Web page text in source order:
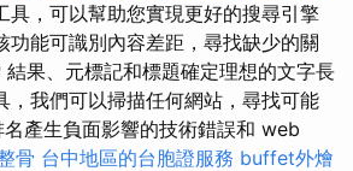
具，可以幫助您實現更好的搜尋引擎
功能可識別內容差距，尋找缺少的關
結果、元標記和標題確定理想的文字長
，我們可以掃描任何網站，尋找可能
產生負面影響的技術錯誤和 web
骨 台中地區的台胞證服務 buffet外燴